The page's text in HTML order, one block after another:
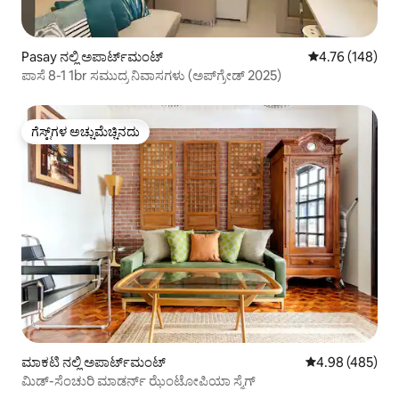
Pasay ನಲ್ಲಿ ಅಪಾರ್ಟ್‌ಮಂಟ್ 5 ರಲ್ಲಿ 4.76
4.76 (148)
ಪಾಸೆ 8-1 1br ಸಮುದ್ರ ನಿವಾಸಗಳು (ಅಪ್‌ಗ್ರೇಡ್ 2025)
ಗೆಸ್ಟ್‌ಗಳ ಅಚ್ಚುಮೆಚ್ಚಿನದು
ಗೆಸ್ಟ್‌ಗಳ ಅಚ್ಚುಮೆಚ್ಚಿನದು
ಮಾಕಟಿ ನಲ್ಲಿ ಅಪಾರ್ಟ್‌ಮಂಟ್ 5 ರಲ್ಲಿ 4.98
4.98 (485)
ಮಿಡ್-ಸೆಂಚುರಿ ಮಾಡರ್ನ್ ಝೆಂಟೋಪಿಯಾ ಸ್ಮೆಗ್